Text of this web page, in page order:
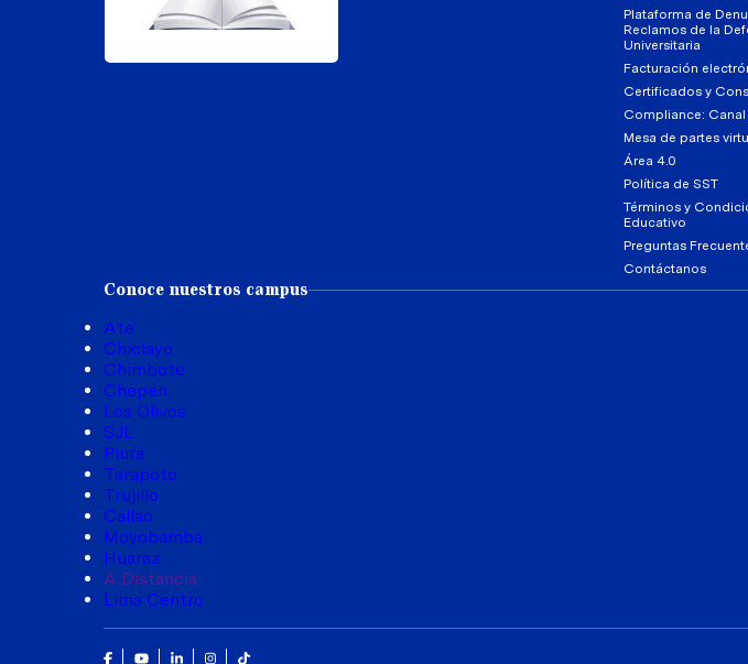
Plataforma de
Reclamos de la
Universitaria
Facturación
Certificados y
Compliance:
Mesa de partes
Área 4.0
Política de SST
Términos y
Educativo
Preguntas
Contáctanos
Conoce nuestros campus
Ate
Chiclayo
Chimbote
Chepén
Los Olivos
SJL
Piura
Tarapoto
Trujillo
Callao
Moyobamba
Huaraz
A Distancia
Lima Centro
Facebook
YoutubeLinkedinInstagram
Tik Tok